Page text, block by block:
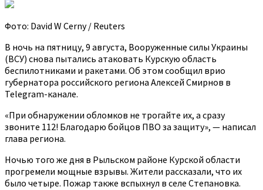
Фото: David W Cerny / Reuters
В ночь на пятницу, 9 августа, Вооруженные силы Украины
(ВСУ) снова пытались атаковать Курскую область
беспилотниками и ракетами. Об этом сообщил врио
губернатора российского региона Алексей Смирнов в
Telegram-канале.
«При обнаружении обломков не трогайте их, а сразу
звоните 112! Благодарю бойцов ПВО за защиту», — написал
глава региона.
Ночью того же дня в Рыльском районе Курской области
прогремели мощные взрывы. Жители рассказали, что их
было четыре. Пожар также вспыхнул в селе Степановка.